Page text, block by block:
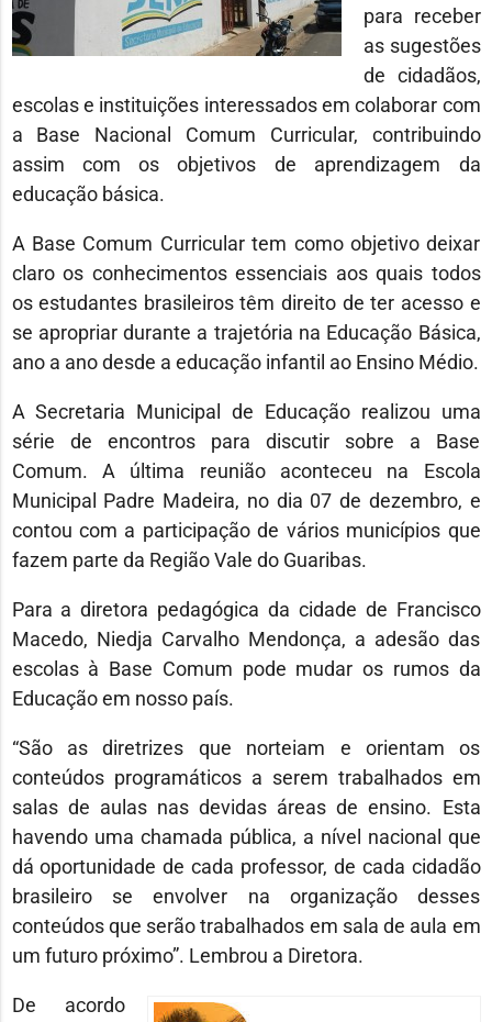
para receber
as sugestões
de cidadãos,
escolas e instituições interessados em colaborar com
a Base Nacional Comum Curricular, contribuindo
assim com os objetivos de aprendizagem da
educação básica.
A Base Comum Curricular tem como objetivo deixar
claro os conhecimentos essenciais aos quais todos
os estudantes brasileiros têm direito de ter acesso e
se apropriar durante a trajetória na Educação Básica,
ano a ano desde a educação infantil ao Ensino Médio.
A Secretaria Municipal de Educação realizou uma
série de encontros para discutir sobre a Base
Comum. A última reunião aconteceu na Escola
Municipal Padre Madeira, no dia 07 de dezembro, e
contou com a participação de vários municípios que
fazem parte da Região Vale do Guaribas.
Para a diretora pedagógica da cidade de Francisco
Macedo, Niedja Carvalho Mendonça, a adesão das
escolas à Base Comum pode mudar os rumos da
Educação em nosso país.
“São as diretrizes que norteiam e orientam os
conteúdos programáticos a serem trabalhados em
salas de aulas nas devidas áreas de ensino. Esta
havendo uma chamada pública, a nível nacional que
dá oportunidade de cada professor, de cada cidadão
brasileiro se envolver na organização desses
conteúdos que serão trabalhados em sala de aula em
um futuro próximo”. Lembrou a Diretora.
De acordo